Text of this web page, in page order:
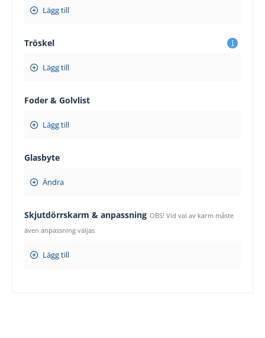
Lägg till
Tröskel
Lägg till
Foder & Golvlist
Lägg till
Glasbyte
Ändra
Skjutdörrskarm & anpassning OBS! Vid val av karm måste
även anpassning väljas
Lägg till